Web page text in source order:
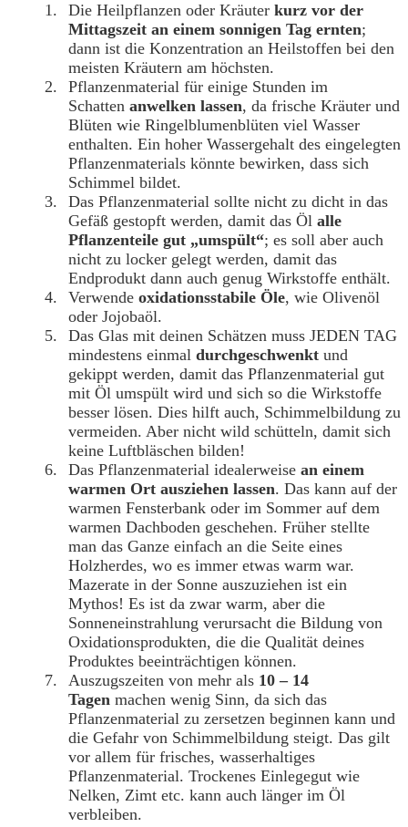
Die Heilpflanzen oder Kräuter kurz vor der
Mittagszeit an einem sonnigen Tag ernten;
dann ist die Konzentration an Heilstoffen bei den
meisten Kräutern am höchsten.
Pflanzenmaterial für einige Stunden im
Schatten anwelken lassen, da frische Kräuter und
Blüten wie Ringelblumenblüten viel Wasser
enthalten. Ein hoher Wassergehalt des eingelegten
Pflanzenmaterials könnte bewirken, dass sich
Schimmel bildet.
Das Pflanzenmaterial sollte nicht zu dicht in das
Gefäß gestopft werden, damit das Öl alle
Pflanzenteile gut „umspült“; es soll aber auch
nicht zu locker gelegt werden, damit das
Endprodukt dann auch genug Wirkstoffe enthält.
Verwende oxidationsstabile Öle, wie Olivenöl
oder Jojobaöl.
Das Glas mit deinen Schätzen muss JEDEN TAG
mindestens einmal durchgeschwenkt und
gekippt werden, damit das Pflanzenmaterial gut
mit Öl umspült wird und sich so die Wirkstoffe
besser lösen. Dies hilft auch, Schimmelbildung zu
vermeiden. Aber nicht wild schütteln, damit sich
keine Luftbläschen bilden!
Das Pflanzenmaterial idealerweise an einem
warmen Ort ausziehen lassen. Das kann auf der
warmen Fensterbank oder im Sommer auf dem
warmen Dachboden geschehen. Früher stellte
man das Ganze einfach an die Seite eines
Holzherdes, wo es immer etwas warm war.
Mazerate in der Sonne auszuziehen ist ein
Mythos! Es ist da zwar warm, aber die
Sonneneinstrahlung verursacht die Bildung von
Oxidationsprodukten, die die Qualität deines
Produktes beeinträchtigen können.
Auszugszeiten von mehr als 10 – 14
Tagen machen wenig Sinn, da sich das
Pflanzenmaterial zu zersetzen beginnen kann und
die Gefahr von Schimmelbildung steigt. Das gilt
vor allem für frisches, wasserhaltiges
Pflanzenmaterial. Trockenes Einlegegut wie
Nelken, Zimt etc. kann auch länger im Öl
verbleiben.